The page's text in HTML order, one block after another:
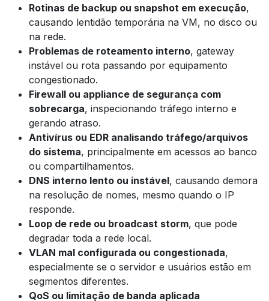
Rotinas de backup ou snapshot em execução,
causando lentidão temporária na VM, no disco ou
na rede.
Problemas de roteamento interno, gateway
instável ou rota passando por equipamento
congestionado.
Firewall ou appliance de segurança com
sobrecarga, inspecionando tráfego interno e
gerando atraso.
Antivírus ou EDR analisando tráfego/arquivos
do sistema, principalmente em acessos ao banco
ou compartilhamentos.
DNS interno lento ou instável, causando demora
na resolução de nomes, mesmo quando o IP
responde.
Loop de rede ou broadcast storm, que pode
degradar toda a rede local.
VLAN mal configurada ou congestionada,
especialmente se o servidor e usuários estão em
segmentos diferentes.
QoS ou limitação de banda aplicada